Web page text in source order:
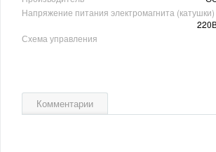
Напряжение питания электромагнита (катушки)
Схема управления
Комментарии